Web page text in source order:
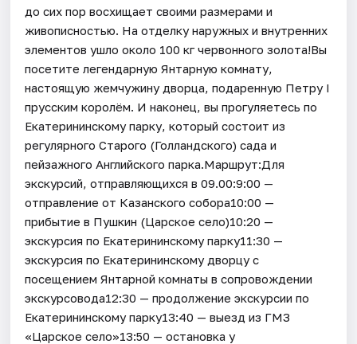
до сих пор восхищает своими размерами и
живописностью. На отделку наружных и внутренних
элементов ушло около 100 кг червонного золота!Вы
посетите легендарную Янтарную комнату,
настоящую жемчужину дворца, подаренную Петру I
прусским королём. И наконец, вы прогуляетесь по
Екатерининскому парку, который состоит из
регулярного Старого (Голландского) сада и
пейзажного Английского парка.Маршрут:Для
экскурсий, отправляющихся в 09.00:9:00 —
отправление от Казанского собора10:00 —
прибытие в Пушкин (Царское село)10:20 —
экскурсия по Екатерининскому парку11:30 —
экскурсия по Екатерининскому дворцу с
посещением Янтарной комнаты в сопровождении
экскурсовода12:30 — продолжение экскурсии по
Екатерининскому парку13:40 — выезд из ГМЗ
«Царское село»13:50 — остановка у